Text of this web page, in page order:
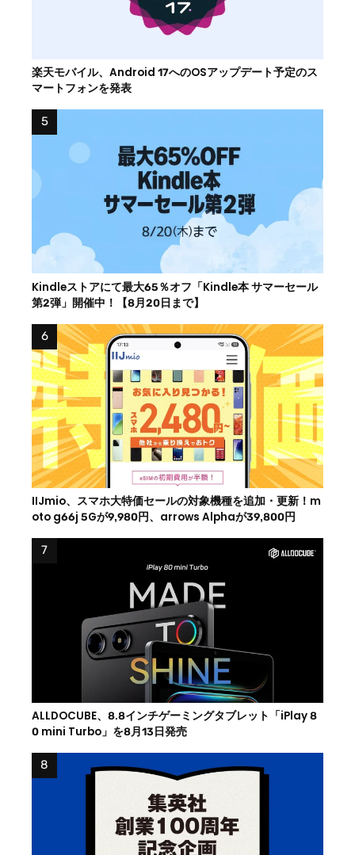
楽天モバイル、Android 17へのOSアップデート予定のス
マートフォンを発表
Kindleストアにて最大65％オフ「Kindle本 サマーセール
第2弾」開催中！【8月20日まで】
IIJmio、スマホ大特価セールの対象機種を追加・更新！m
oto g66j 5Gが9,980円、arrows Alphaが39,800円
ALLDOCUBE、8.8インチゲーミングタブレット「iPlay 8
0 mini Turbo」を8月13日発売